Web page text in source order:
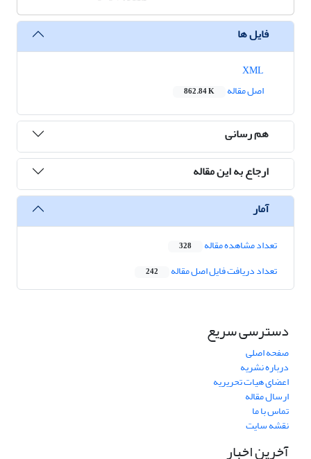
فایل ها
اصل مقاله
862.84 K
هم رسانی
ارجاع به این مقاله
آمار
تعداد مشاهده مقاله 328
تعداد دریافت فایل اصل مقاله 242
دسترسی سریع
صفحه اصلی
درباره نشریه
اعضای هیات تحریریه
ارسال مقاله
تماس با ما
نقشه سایت
آخرین اخبار